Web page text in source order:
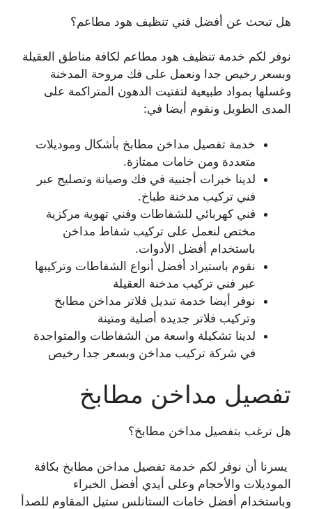
هل تبحث عن أفضل فني تنظيف هود مطاعم؟
نوفر لكم خدمة تنظيف هود مطاعم لكافة مناطق العقيلة
وبسعر رخيص جدا ونعمل على فك مروحة المدخنة
وغسلها بمواد طبيعية لتفتيت الدهون المتراكمة على
المدى الطويل ونقوم أيضا في:
خدمة تفصيل مداخن مطابخ بأشكال وموديلات
متعددة ومن خامات ممتازة.
لدينا خبرات أجنبية في فك وصيانة وتصليح عبر
فني تركيب مدخنة طباخ.
فني كهربائي للشفاطات وفني تهوية مركزية
مختص لنعمل على تركيب شفاط مداخن
باستخدام أفضل الأدوات.
نقوم باستيراد أفضل أنواع الشفاطات وتركيبها
عبر فني تركيب مدخنة العقيلة
نوفر أيضا خدمة تبديل فلاتر مداخن مطابخ
وتركيب فلاتر جديدة أصلية ومتينة
لدينا تشكيلة واسعة من الشفاطات والمتواجدة
في شركة تركيب مداخن وبسعر جدا رخيص
تفصيل مداخن مطابخ
هل ترغب بتفصيل مداخن مطابخ؟
يسرنا أن نوفر لكم خدمة تفصيل مداخن مطابخ بكافة
الموديلات والأحجام وعلى أيدي أفضل الخبراء
وباستخدام أفضل خامات الستانلس ستيل المقاوم للصدأ